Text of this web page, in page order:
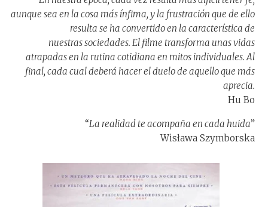
aunque sea en la cosa más ínfima, y la frustración que de ello
resulta se ha convertido en la característica de
nuestras sociedades. El filme transforma unas vidas
atrapadas en la rutina cotidiana en mitos individuales. Al
final, cada cual deberá hacer el duelo de aquello que más
aprecia.
Hu Bo
“La realidad te acompaña en cada huida”
Wisława Szymborska